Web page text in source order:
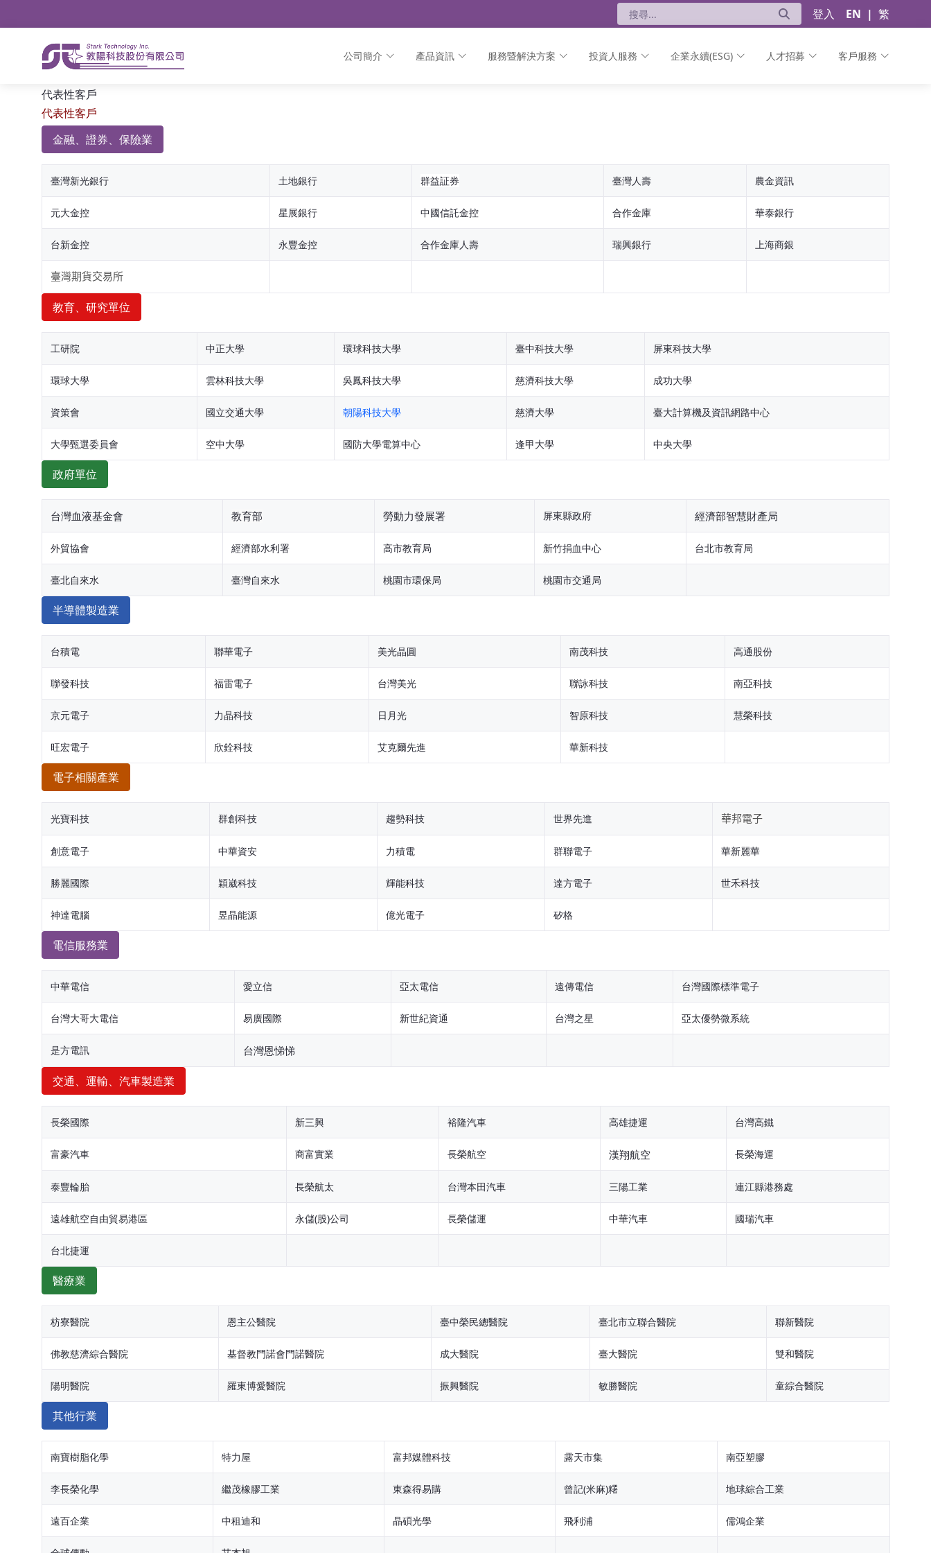
登入 EN | 繁
公司簡介 產品資訊 服務暨解決方案 投資人服務 企業永續(ESG) 人才招募 客戶服務
搜尋
代表性客戶
代表性客戶
金融、證券、保險業
臺灣新光銀行 土地銀行 群益証券 臺灣人壽 農金資訊
元大金控 星展銀行 中國信託金控 合作金庫 華泰銀行
台新金控 永豐金控 合作金庫人壽 瑞興銀行 上海商銀
臺灣期貨交易所
教育、研究單位
工研院 中正大學 環球科技大學 臺中科技大學 屏東科技大學
環球大學 雲林科技大學 吳鳳科技大學 慈濟科技大學 成功大學
資策會 國立交通大學 朝陽科技大學 慈濟大學 臺大計算機及資訊網路中心
大學甄選委員會 空中大學 國防大學電算中心 逢甲大學 中央大學
政府單位
台灣血液基金會 教育部 勞動力發展署 屏東縣政府 經濟部智慧財產局
外貿協會 經濟部水利署 高市教育局 新竹捐血中心 台北市教育局
臺北自來水 臺灣自來水 桃園市環保局 桃園市交通局
半導體製造業
台積電 聯華電子 美光晶圓 南茂科技 高通股份
聯發科技 福雷電子 台灣美光 聯詠科技 南亞科技
京元電子 力晶科技 日月光 智原科技 慧榮科技
旺宏電子 欣銓科技 艾克爾先進 華新科技
電子相關產業
光寶科技 群創科技 趨勢科技 世界先進 華邦電子
創意電子 中華資安 力積電 群聯電子 華新麗華
勝麗國際 穎崴科技 輝能科技 達方電子 世禾科技
神達電腦 昱晶能源 億光電子 矽格
電信服務業
中華電信 愛立信 亞太電信 遠傳電信 台灣國際標準電子
台灣大哥大電信 易廣國際 新世紀資通 台灣之星 亞太優勢微系統
是方電訊 台灣恩悌悌
交通、運輸、汽車製造業
長榮國際 新三興 裕隆汽車 高雄捷運 台灣高鐵
富豪汽車 商富實業 長榮航空 漢翔航空 長榮海運
泰豐輪胎 長榮航太 台灣本田汽車 三陽工業 連江縣港務處
遠雄航空自由貿易港區 永儲(股)公司 長榮儲運 中華汽車 國瑞汽車
台北捷運
醫療業
枋寮醫院 恩主公醫院 臺中榮民總醫院 臺北市立聯合醫院 聯新醫院
佛教慈濟綜合醫院 基督教門諾會門諾醫院 成大醫院 臺大醫院 雙和醫院
陽明醫院 羅東博愛醫院 振興醫院 敏勝醫院 童綜合醫院
其他行業
南寶樹脂化學 特力屋 富邦媒體科技 露天市集 南亞塑膠
李長榮化學 繼茂橡膠工業 東森得易購 曾記(米麻)糬 地球綜合工業
遠百企業 中租迪和 晶碩光學 飛利浦 儒鴻企業